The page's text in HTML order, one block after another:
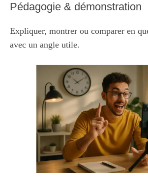
Pédagogie & démonstration
Expliquer, montrer ou comparer en
avec un angle utile.